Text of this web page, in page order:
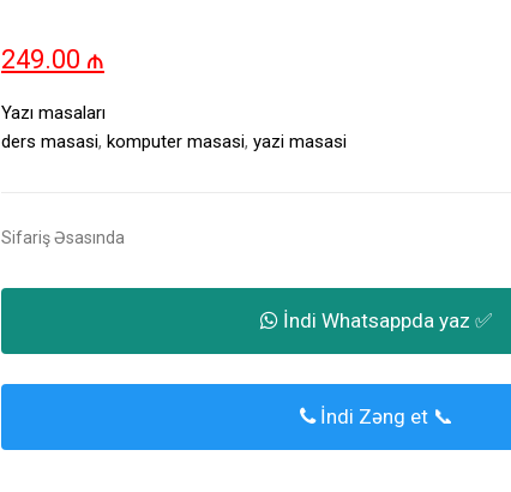
249.00 ₼
Yazı masaları
ders masasi, komputer masasi, yazi masasi
Sifariş Əsasında
İndi Whatsappda yaz ✅
İndi Zəng et 📞